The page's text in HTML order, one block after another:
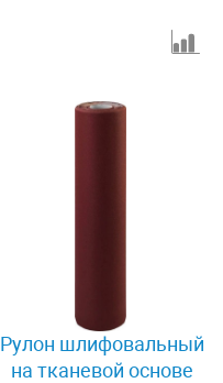
Рулон шлифовальный
на тканевой основе